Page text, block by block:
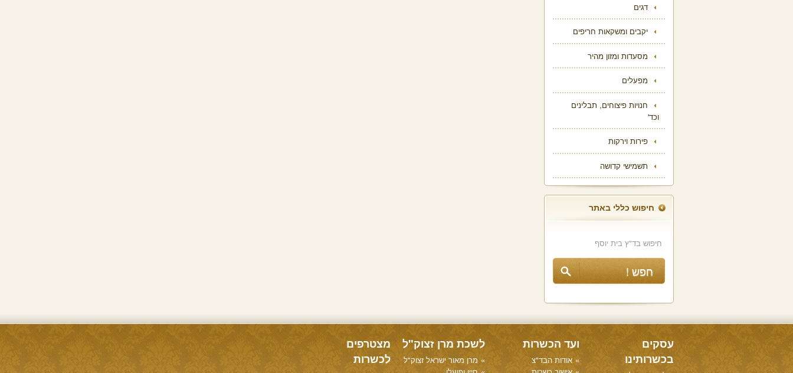
דגים
יקבים ומשקאות חריפים
מסעדות ומזון מהיר
מפעלים
חנויות פיצוחים, תבלינים
וכד'
פירות וירקות
תשמישי קדושה
חיפוש כללי באתר
עסקים
בכשרותינו
ועד הכשרות
אודות הבד"צ
לשכת מרן זצוק"ל
מרן מאור ישראל זצוק"ל
מצטרפים
לכשרות